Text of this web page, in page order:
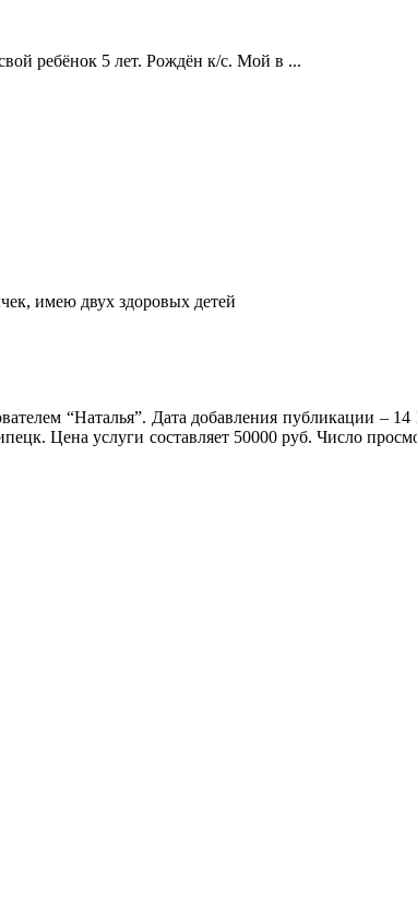
ребёнок 5 лет. Рождён к/с. Мой в ...
имею двух здоровых детей
“Наталья”. Дата добавления публикации –
Цена услуги составляет 50000 руб. Число